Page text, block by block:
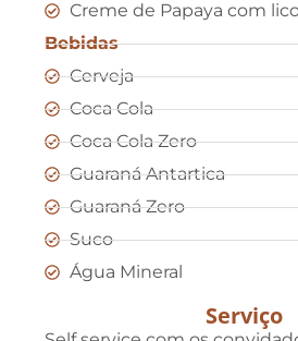
Creme de Papaya com
Bebidas
Cerveja
Coca Cola
Coca Cola Zero
Guaraná Antartica
Guaraná Zero
Suco
Água Mineral
Serviço